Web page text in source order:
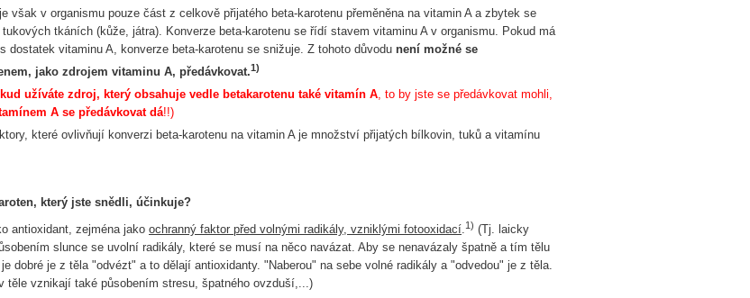
je však v organismu pouze část z celkově přijatého beta-karotenu přeměněna na vitamin A a zbytek se
tkáních (kůže, játra). Konverze beta-karotenu se řídí stavem vitaminu A v organismu. Pokud má
dostatek vitaminu A, konverze beta-karotenu se snižuje. Z tohoto důvodu není možné se
jako zdrojem vitaminu A, předávkovat.1)
užíváte zdroj, který obsahuje vedle betakarotenu také vitamín A , to by jste se předávkovat mohli,
A se předávkovat dá!!)
které ovlivňují konverzi beta-karotenu na vitamin A je množství přijatých bílkovin, tuků a vitamínu
který jste snědli, účinkuje?
antioxidant, zejména jako ochranný faktor před volnými radikály, vzniklými fotooxidací.1) (Tj. laicky
slunce se uvolní radikály, které se musí na něco navázat. Aby se nenavázaly špatně a tím tělu
dobré je z těla "odvézt" a to dělají antioxidanty. "Naberou" na sebe volné radikály a "odvedou" je z těla.
těle vznikají také působením stresu, špatného ovzduší,...)